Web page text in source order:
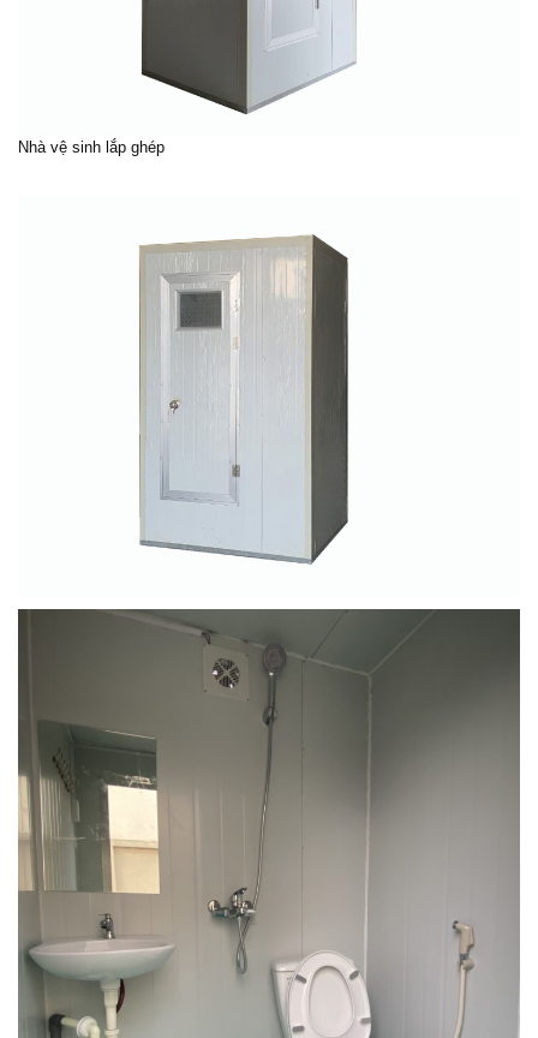
Nhà vệ sinh lắp ghép